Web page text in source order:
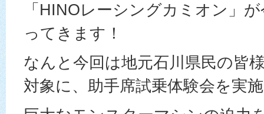
「HINOレーシングカミオン」
ってきます！
なんと今回は地元石川県民の皆
対象に、助手席試乗体験会を実